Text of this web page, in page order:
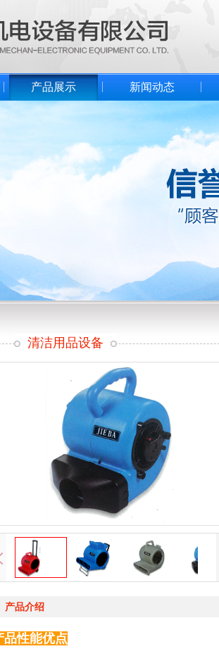
产品展示 新闻动态
清洁用品设备
产品介绍
品性能优点